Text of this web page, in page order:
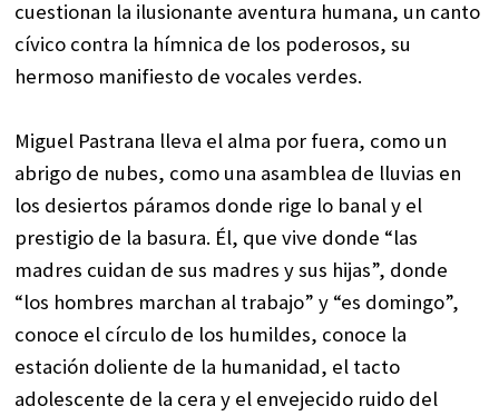
cuestionan la ilusionante aventura humana, un canto
cívico contra la hímnica de los poderosos, su
hermoso manifiesto de vocales verdes.
Miguel Pastrana lleva el alma por fuera, como un
abrigo de nubes, como una asamblea de lluvias en
los desiertos páramos donde rige lo banal y el
prestigio de la basura. Él, que vive donde “las
madres cuidan de sus madres y sus hijas”, donde
“los hombres marchan al trabajo” y “es domingo”,
conoce el círculo de los humildes, conoce la
estación doliente de la humanidad, el tacto
adolescente de la cera y el envejecido ruido del